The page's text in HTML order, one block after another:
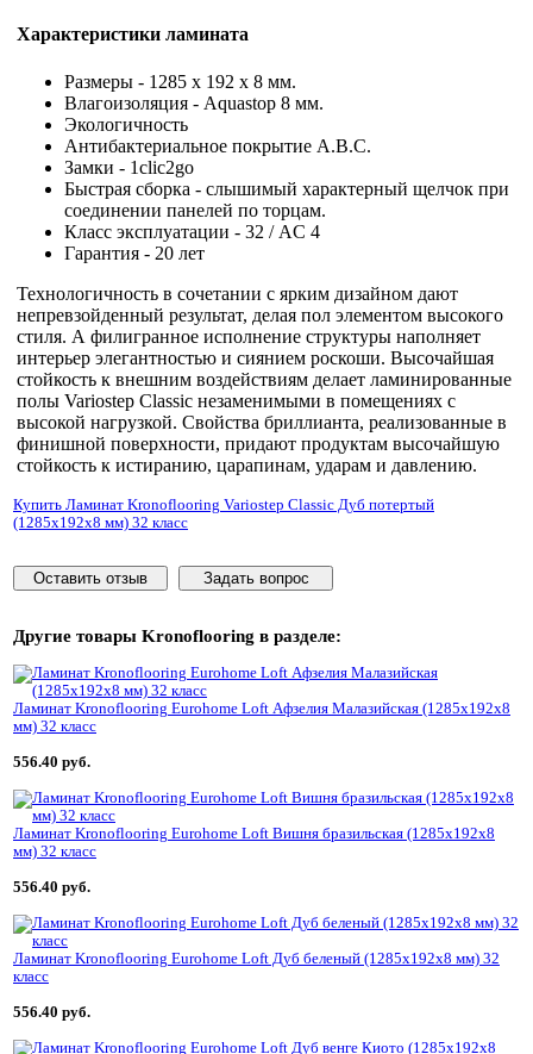
Характеристики ламината
Размеры - 1285 x 192 x 8 мм.
Влагоизоляция - Aquastop 8 мм.
Экологичность
Антибактериальное покрытие A.B.C.
Замки - 1clic2go
Быстрая сборка - слышимый характерный щелчок при
соединении панелей по торцам.
Класс эксплуатации - 32 / AC 4
Гарантия - 20 лет
Технологичность в сочетании с ярким дизайном дают
непревзойденный результат, делая пол элементом высокого
стиля. А филигранное исполнение структуры наполняет
интерьер элегантностью и сиянием роскоши. Высочайшая
стойкость к внешним воздействиям делает ламинированные
полы Variostep Classic незаменимыми в помещениях с
высокой нагрузкой. Свойства бриллианта, реализованные в
финишной поверхности, придают продуктам высочайшую
стойкость к истиранию, царапинам, ударам и давлению.
Купить Ламинат Kronoflooring Variostep Classic Дуб потертый
(1285x192x8 мм) 32 класс
Оставить отзыв Задать вопрос
Другие товары Kronoflooring в разделе:
Ламинат Kronoflooring Eurohome Loft Афзелия Малазийская (1285x192x8
мм) 32 класс
556.40 руб.
Ламинат Kronoflooring Eurohome Loft Вишня бразильская (1285x192x8
мм) 32 класс
556.40 руб.
Ламинат Kronoflooring Eurohome Loft Дуб беленый (1285x192x8 мм) 32
класс
556.40 руб.